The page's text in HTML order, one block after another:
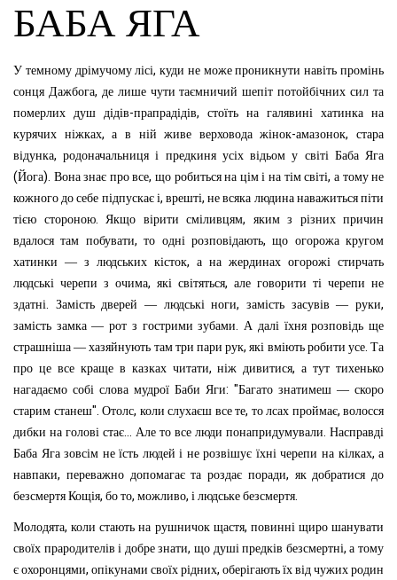
БАБА ЯГА
У темному дрімучому лісі,куди не може проникнути навіть промінь
сонця Дажбога, де лише чути таємничий шепіт потойбічних сил та
померлих
душ дідів-прапрадідів, стоїть на галявині хатинка на
курячих ніжках,а в ній живе верховода жінок-амазонок,
стара
відунка,родоначальниця і предкиня усіх відьом у світі Баба Яга
(Йога). Вона знає про все,що робиться на цім і на тім світі, а тому не
кожного до себе підпускає і,врешті,не всяка людина наважиться піти
тією стороною. Якщо вірити сміливцям, яким з різних причин
вдалося там побувати,то одні розповідають,що огорожа кругом
хатинки — з людських кісток, а на жердинах огорожі стирчать
людські черепи з очима, які світяться, але говорити ті черепи не
здатні. Замість дверей — людські ноги,замість засувів — руки,
замість замка — рот з гострими зубами.А далі їхня розповідь ще
страшніша — хазяйнують там три пари рук,які вміють робити усе.Та
про це все краще в казках читати,ніж дивитися,а тут тихенько
нагадаємо собі слова мудрої Баби Яги: "Багато знатимеш — скоро
старим станеш". Отолс, коли слухаєш все те, то лсах проймає, волосся
дибки на голові стає... Але то все люди понапридумували. Насправді
Баба Яга зовсім не їсть людей і не розвішує їхні черепи на кілках,а
навпаки, переважно допомагає та роздає поради, як добратися до
безсмертя Кощія, бо то, можливо, і людське безсмертя.
Молодята,коли стають на рушничок щастя, повинні щиро шанувати
своїх прародителів і добре знати,що душі предків безсмертні,а тому
є охоронцями, опікунами своїх рідних, оберігають їх від чужих родин